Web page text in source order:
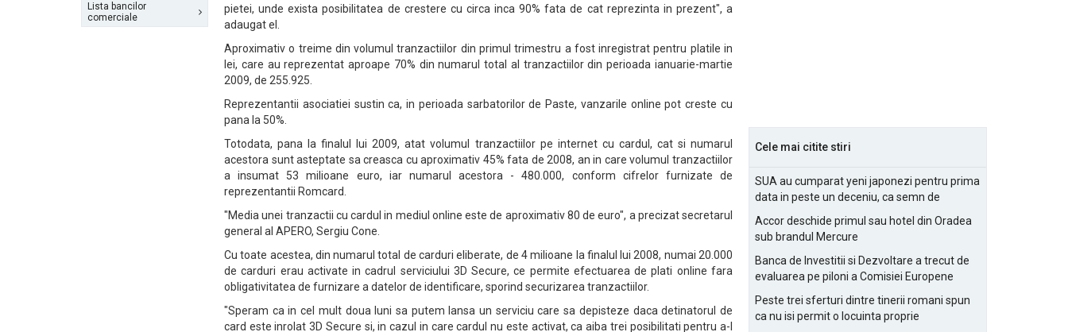
Lista bancilor
comerciale
pietei, unde exista posibilitatea de crestere cu circa inca 90% fata de cat reprezinta in prezent", a
adaugat el.
Aproximativ o treime din volumul tranzactiilor din primul trimestru a fost inregistrat pentru platile in
lei, care au reprezentat aproape 70% din numarul total al tranzactiilor din perioada ianuarie-martie
2009, de 255.925.
Reprezentantii asociatiei sustin ca, in perioada sarbatorilor de Paste, vanzarile online pot creste cu
pana la 50%.
Totodata, pana la finalul lui 2009, atat volumul tranzactiilor pe internet cu cardul, cat si numarul
acestora sunt asteptate sa creasca cu aproximativ 45% fata de 2008, an in care volumul tranzactiilor
a insumat 53 milioane euro, iar numarul acestora - 480.000, conform cifrelor furnizate de
reprezentantii Romcard.
"Media unei tranzactii cu cardul in mediul online este de aproximativ 80 de euro", a precizat secretarul
general al APERO, Sergiu Cone.
Cu toate acestea, din numarul total de carduri eliberate, de 4 milioane la finalul lui 2008, numai 20.000
de carduri erau activate in cadrul serviciului 3D Secure, ce permite efectuarea de plati online fara
obligativitatea de furnizare a datelor de identificare, sporind securizarea tranzactiilor.
"Speram ca in cel mult doua luni sa putem lansa un serviciu care sa depisteze daca detinatorul de
card este inrolat 3D Secure si, in cazul in care cardul nu este activat, ca aiba trei posibilitati pentru a-l
Cele mai citite stiri
SUA au cumparat yeni japonezi pentru prima
data in peste un deceniu, ca semn de
Accor deschide primul sau hotel din Oradea
sub brandul Mercure
Banca de Investitii si Dezvoltare a trecut de
evaluarea pe piloni a Comisiei Europene
Peste trei sferturi dintre tinerii romani spun
ca nu isi permit o locuinta proprie